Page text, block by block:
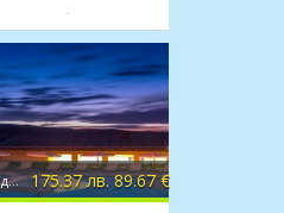
Парк хотел Кюстендил 4*, Кюстендил 175.37 лв. 89.67 €